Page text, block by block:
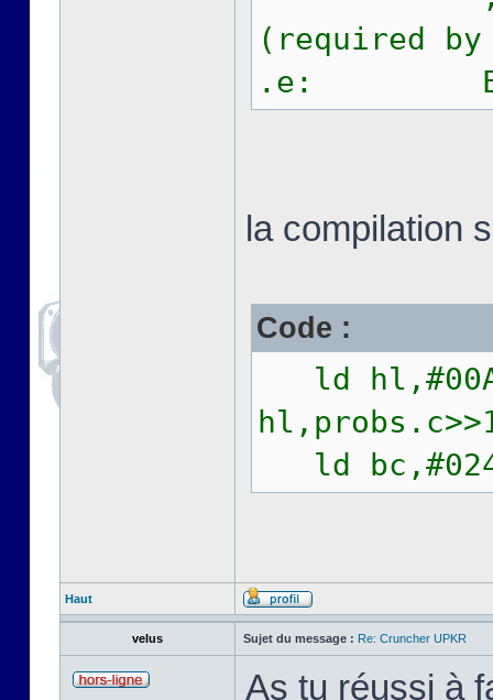
(required
.e: EQU
la compilation
Code :
ld
ld
Haut
velus Sujet du message : Re: Cruncher UPKR
As tu réussi à